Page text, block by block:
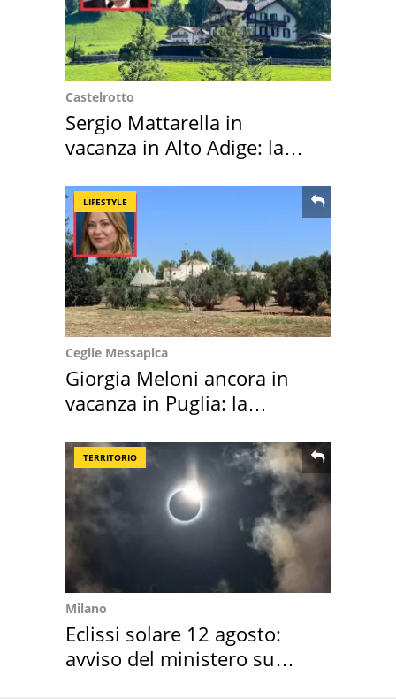
Castelrotto
Sergio Mattarella in
vacanza in Alto Adige: la
LIFESTYLE
Ceglie Messapica
Giorgia Meloni ancora in
vacanza in Puglia: la
TERRITORIO
Milano
Eclissi solare 12 agosto:
avviso del ministero su